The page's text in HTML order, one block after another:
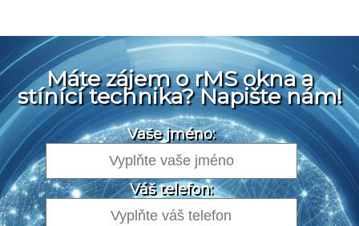
Máte zájem o rMS okna a
stínící technika? Napište nám!
Vaše jméno:
Váš telefon: